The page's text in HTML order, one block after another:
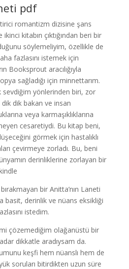
pdf
romantizm dizisine şans
kitabın çıktığından beri bir
söylemeliyim, özellikle de
fazlasını istemek için
Booksprout aracılığıyla
sağladığı için minnettarım.
sevdiğim yönlerinden biri, zor
dik dik bakan ve insan
veya karmaşıklıklarına
cesaretiydi. Bu kitap beni,
görmek için hastalıklı
çevirmeye zorladı. Bu, beni
derinliklerine zorlayan bir
bir Anitta’nın Laneti
basit, derinlik ve nüans eksikliği
istedim.
çözemediğim olağanüstü bir
dikkatle aradıysam da.
keşfi hem nüanslı hem de
soruları bitirdikten uzun süre